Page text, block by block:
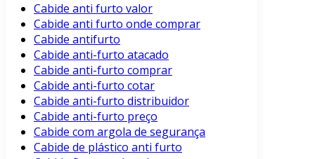
Cabide anti furto valor
Cabide anti furto onde comprar
Cabide antifurto
Cabide anti-furto atacado
Cabide anti-furto comprar
Cabide anti-furto cotar
Cabide anti-furto distribuidor
Cabide anti-furto preço
Cabide com argola de segurança
Cabide de plástico anti furto